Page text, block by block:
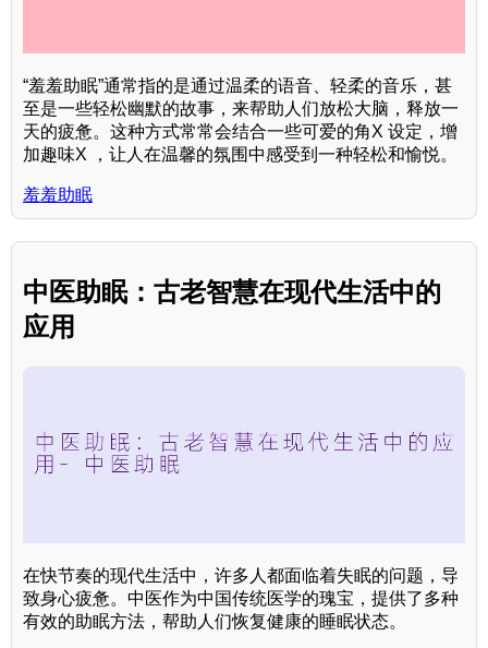
“羞羞助眠”通常指的是通过温柔的语音、轻柔的音乐，甚
至是一些轻松幽默的故事，来帮助人们放松大脑，释放一
天的疲惫。这种方式常常会结合一些可爱的角X 设定，增
加趣味X ，让人在温馨的氛围中感受到一种轻松和愉悦。
羞羞助眠
中医助眠：古老智慧在现代生活中的
应用
在快节奏的现代生活中，许多人都面临着失眠的问题，导
致身心疲惫。中医作为中国传统医学的瑰宝，提供了多种
有效的助眠方法，帮助人们恢复健康的睡眠状态。